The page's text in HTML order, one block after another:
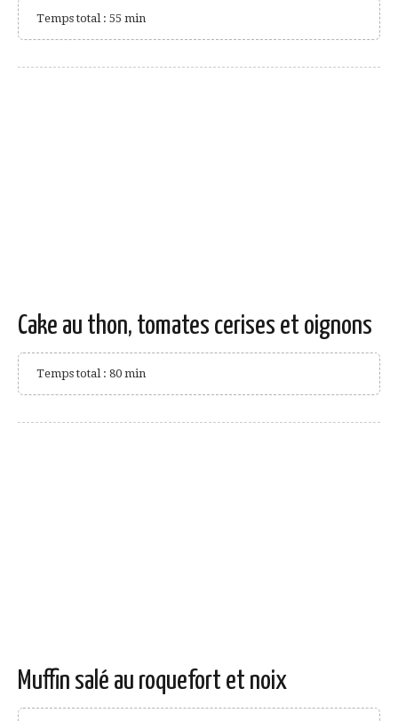
Temps total : 55 min
Cake au thon, tomates cerises et oignons
Temps total : 80 min
Muffin salé au roquefort et noix